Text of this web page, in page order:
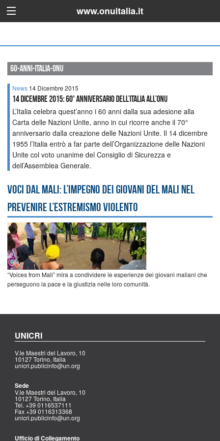
www.onuitalia.it
60-anni-italia-onu
News 14 Dicembre 2015
14 DICEMBRE 2015: 60° ANNIVERSARIO DELL’ITALIA ALL’ONU
L’Italia celebra quest’anno i 60 anni dalla sua adesione alla
Carta delle Nazioni Unite, anno in cui ricorre anche il 70°
anniversario dalla creazione delle Nazioni Unite. Il 14 dicembre
1955 l’Italia entrò a far parte dell’Organizzazione delle Nazioni
Unite col voto unanime del Consiglio di Sicurezza e
dell’Assemblea Generale.
Voci dal Mali: l’impegno dei giovani del Mali nel
prevenire l’estremismo violento
“Voices from Mali” mira a condividere le esperienze dei giovani maliani che
perseguono la pace e la giustizia nelle loro comunità.
UNICRI
V.le Maestri del Lavoro, 10
10127 Torino, Italia
unicri.publicinfo@un.org
Sede
V.le Maestri del Lavoro, 10
10127 Torino, Italia
Tel. +39 0116537111
Fax +39 0116313368
unicri.publicinfo@un.org
Ufficio di Collegamento